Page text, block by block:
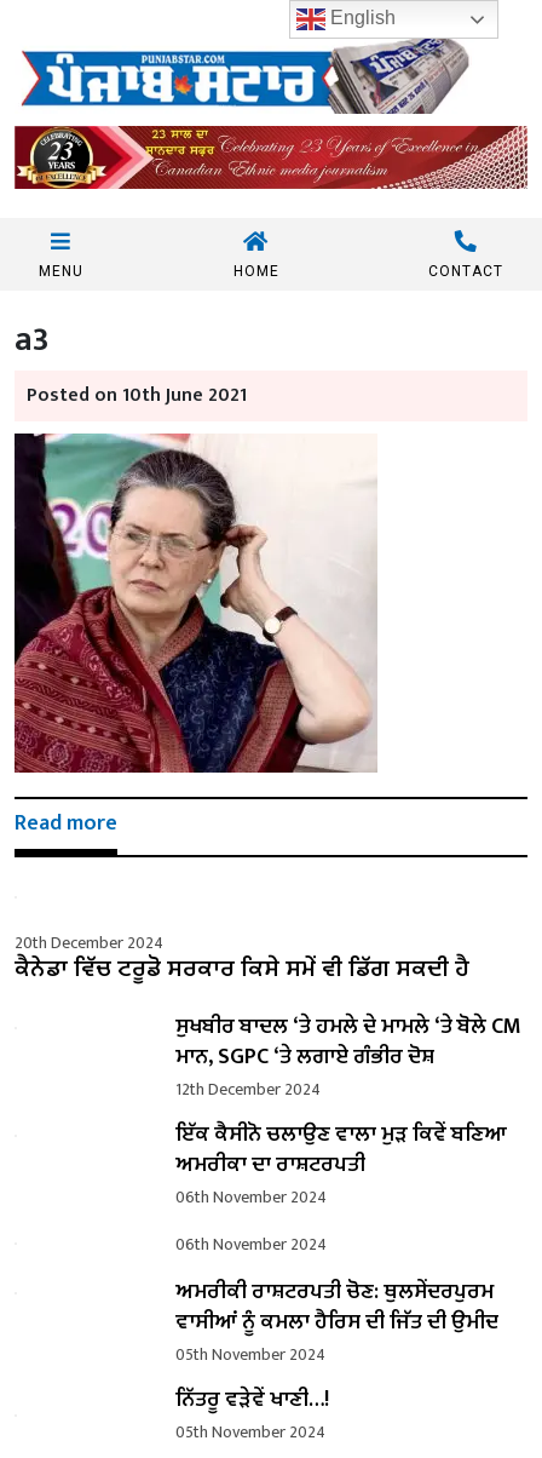
MENU HOME CONTACT
a3
Posted on 10th June 2021
Read more
20th December 2024
ਕੈਨੇਡਾ ਵਿੱਚ ਟਰੂਡੋ ਸਰਕਾਰ ਕਿਸੇ ਸਮੇਂ ਵੀ ਡਿੱਗ ਸਕਦੀ ਹੈ
ਸੁਖਬੀਰ ਬਾਦਲ ‘ਤੇ ਹਮਲੇ ਦੇ ਮਾਮਲੇ ‘ਤੇ ਬੋਲੇ ​​CM
ਮਾਨ, SGPC ‘ਤੇ ਲਗਾਏ ਗੰਭੀਰ ਦੋਸ਼
12th December 2024
ਇੱਕ ਕੈਸੀਨੋ ਚਲਾਉਣ ਵਾਲਾ ਮੁੜ ਕਿਵੇਂ ਬਣਿਆ
ਅਮਰੀਕਾ ਦਾ ਰਾਸ਼ਟਰਪਤੀ
06th November 2024
06th November 2024
ਅਮਰੀਕੀ ਰਾਸ਼ਟਰਪਤੀ ਚੋਣ: ਥੁਲਸੇਂਦਰਪੁਰਮ
ਵਾਸੀਆਂ ਨੂੰ ਕਮਲਾ ਹੈਰਿਸ ਦੀ ਜਿੱਤ ਦੀ ਉਮੀਦ
05th November 2024
ਨਿੱਤਰੂ ਵੜੇਵੇਂ ਖਾਣੀ…!
05th November 2024
English